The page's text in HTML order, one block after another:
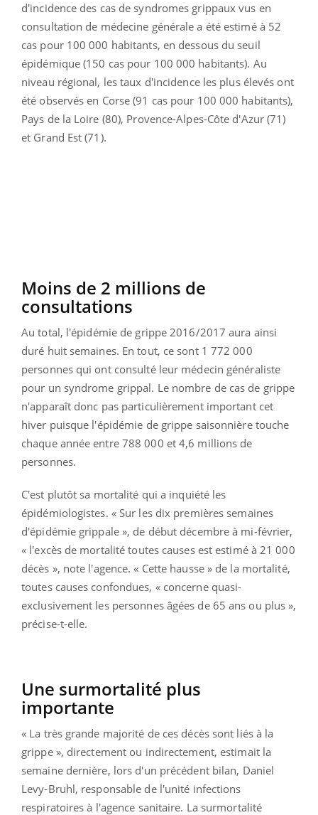
d'incidence des cas de syndromes grippaux vus en
consultation de médecine générale a été estimé à 52
cas pour 100 000 habitants, en dessous du seuil
épidémique (150 cas pour 100 000 habitants). Au
niveau régional, les taux d'incidence les plus élevés ont
été observés en Corse (91 cas pour 100 000 habitants),
Pays de la Loire (80), Provence-Alpes-Côte d'Azur (71)
et Grand Est (71).
Moins de 2 millions de
consultations
Au total, l'épidémie de grippe 2016/2017 aura ainsi
duré huit semaines. En tout, ce sont 1 772 000
personnes qui ont consulté leur médecin généraliste
pour un syndrome grippal. Le nombre de cas de grippe
n'apparaît donc pas particulièrement important cet
hiver puisque l'épidémie de grippe saisonnière touche
chaque année entre 788 000 et 4,6 millions de
personnes.
C'est plutôt sa mortalité qui a inquiété les
épidémiologistes. « Sur les dix premières semaines
d'épidémie grippale », de début décembre à mi-février,
« l'excès de mortalité toutes causes est estimé à 21 000
décès », note l'agence. « Cette hausse » de la mortalité,
toutes causes confondues, « concerne quasi-
exclusivement les personnes âgées de 65 ans ou plus »,
précise-t-elle.
Une surmortalité plus
importante
« La très grande majorité de ces décès sont liés à la
grippe », directement ou indirectement, estimait la
semaine dernière, lors d'un précédent bilan, Daniel
Levy-Bruhl, responsable de l'unité infections
respiratoires à l'agence sanitaire. La surmortalité